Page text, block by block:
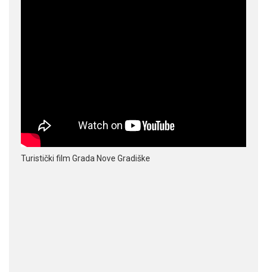
Turistički film Grada Nove Gradiške